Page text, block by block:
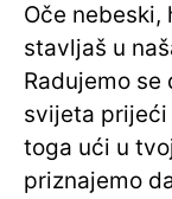
Oče nebeski,
stavljaš u
Radujemo se
svijeta prijeći
toga ući u
priznajemo